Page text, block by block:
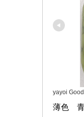
yayoi
薄色　